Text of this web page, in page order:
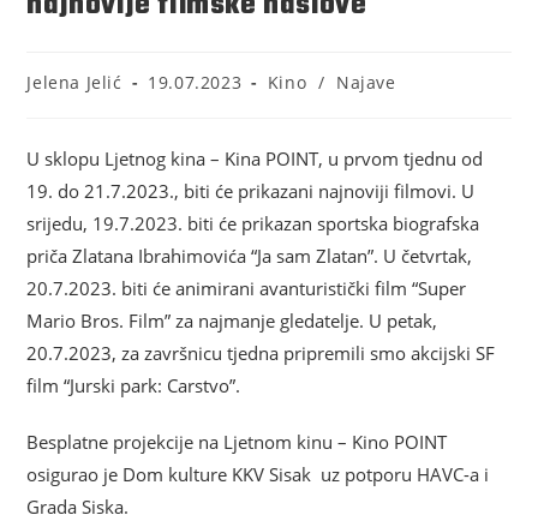
Jelena Jelić 19.07.2023 Kino / Najave
U sklopu Ljetnog kina – Kina POINT, u prvom tjednu od
19. do 21.7.2023., biti će prikazani najnoviji filmovi. U
srijedu, 19.7.2023. biti će prikazan sportska biografska
priča Zlatana Ibrahimovića “Ja sam Zlatan”. U četvrtak,
20.7.2023. biti će animirani avanturistički film “Super
Mario Bros. Film” za najmanje gledatelje. U petak,
20.7.2023, za završnicu tjedna pripremili smo akcijski SF
film “Jurski park: Carstvo”.
Besplatne projekcije na Ljetnom kinu – Kino POINT
osigurao je Dom kulture KKV Sisak uz potporu HAVC-a i
Grada Siska.